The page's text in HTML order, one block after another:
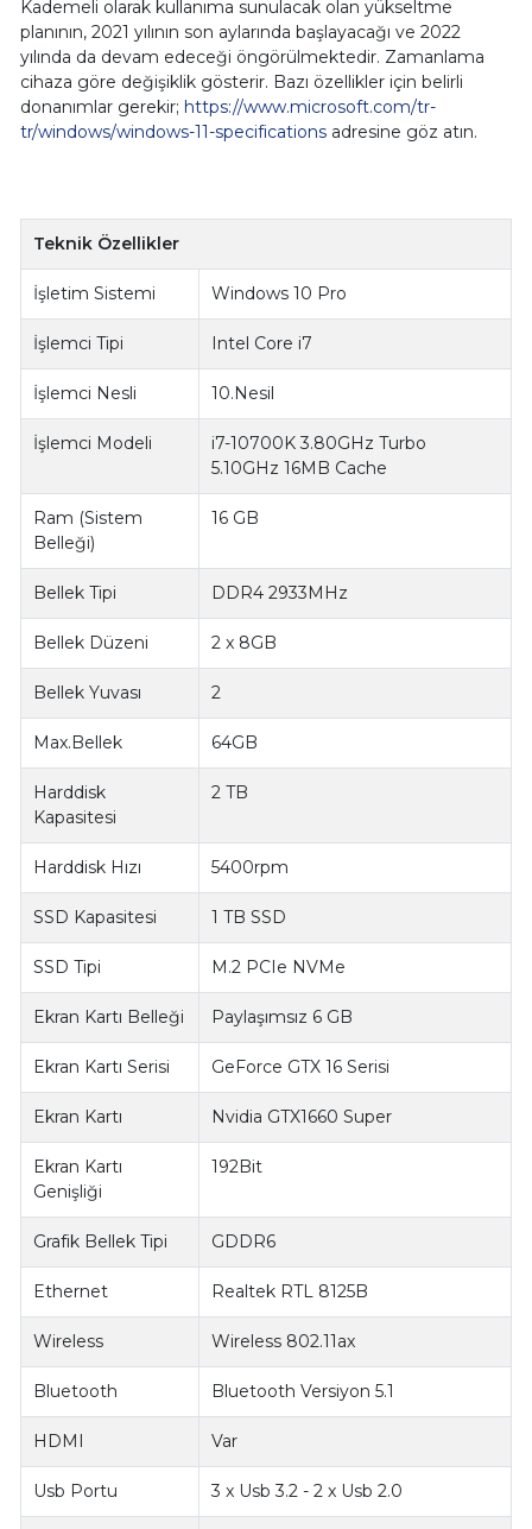
Kademeli olarak kullanıma sunulacak olan yükseltme
planının, 2021 yılının son aylarında başlayacağı ve 2022
yılında da devam edeceği öngörülmektedir. Zamanlama
cihaza göre değişiklik gösterir. Bazı özellikler için belirli
donanımlar gerekir; https://www.microsoft.com/tr-
tr/windows/windows-11-specificationsadresine göz atın.
Teknik Özellikler
İşletim Sistemi Windows 10 Pro
İşlemci Tipi Intel Core i7
İşlemci Nesli 10.Nesil
İşlemci Modeli
i7-10700K 3.80GHz Turbo
5.10GHz 16MB Cache
Ram (Sistem
Belleği)
16 GB
Bellek Tipi DDR4 2933MHz
Bellek Düzeni 2 x 8GB
Bellek Yuvası 2
Max.Bellek 64GB
Harddisk
Kapasitesi
2 TB
Harddisk Hızı 5400rpm
SSD Kapasitesi 1 TB SSD
SSD Tipi M.2 PCIe NVMe
Ekran Kartı Belleği Paylaşımsız 6 GB
Ekran Kartı Serisi GeForce GTX 16 Serisi
Ekran Kartı Nvidia GTX1660 Super
Ekran Kartı
Genişliği
192Bit
Grafik Bellek Tipi GDDR6
Ethernet Realtek RTL 8125B
Wireless Wireless 802.11ax
Bluetooth Bluetooth Versiyon 5.1
HDMI Var
Usb Portu 3 x Usb 3.2 - 2 x Usb 2.0